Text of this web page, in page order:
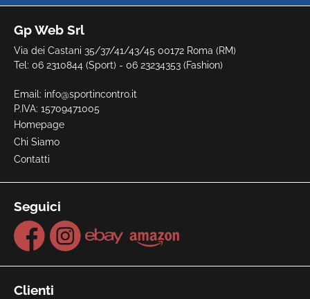
Gp Web Srl
Via dei Castani 35/37/41/43/45 00172 Roma (RM)
Tel: 06 2310844 (Sport) - 06 23234353 (Fashion)
Email: info@sportincontro.it
P.IVA: 15709471005
Homepage
Chi Siamo
Contatti
Seguici
Clienti